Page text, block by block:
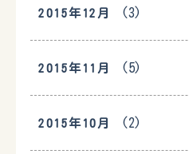
2015年12月 (3)
2015年11月 (5)
2015年10月 (2)